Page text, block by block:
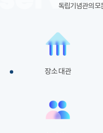
독립기념관의 모
장소 대관